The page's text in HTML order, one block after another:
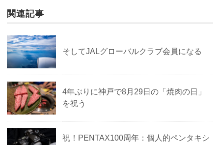
関連記事
そしてJALグローバルクラブ会員になる
4年ぶりに神戸で8月29日の「焼肉の日」
を祝う
祝！PENTAX100周年：個人的ペンタキシ